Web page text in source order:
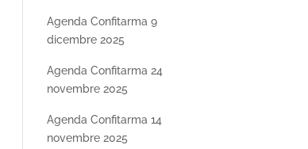
Agenda Confitarma 9
dicembre 2025
Agenda Confitarma 24
novembre 2025
Agenda Confitarma 14
novembre 2025